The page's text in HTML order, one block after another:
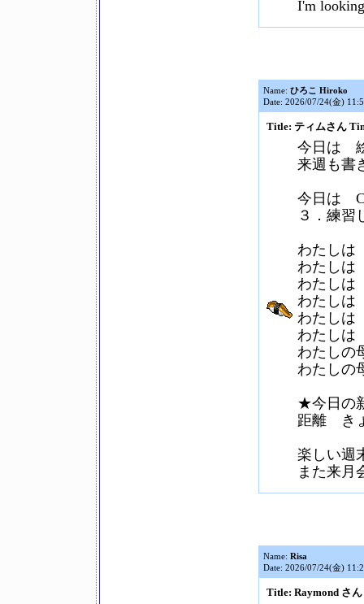
I'm
Name: ひろこ Hiroko
Date: 2026/07/24(金)
Title: ティムさん
今日は
来週も書
今日は
３．練
わたし
わたし
わたし
わたし
わたし
わたし
わたし
わたし
★今日の
距離 き
楽しい週
また来月
Name: Risa
Date: 2026/07/24(金)
Title: Raymond さん